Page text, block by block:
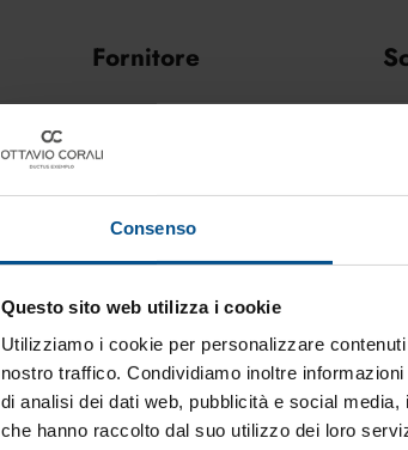
Consenso
Questo sito web utilizza i cookie
Utilizziamo i cookie per personalizzare
nostro traffico. Condividiamo inoltre
di analisi dei dati web, pubblicità e social
che hanno raccolto dal suo utilizzo dei loro
Fornitore
YouTube
YouTube